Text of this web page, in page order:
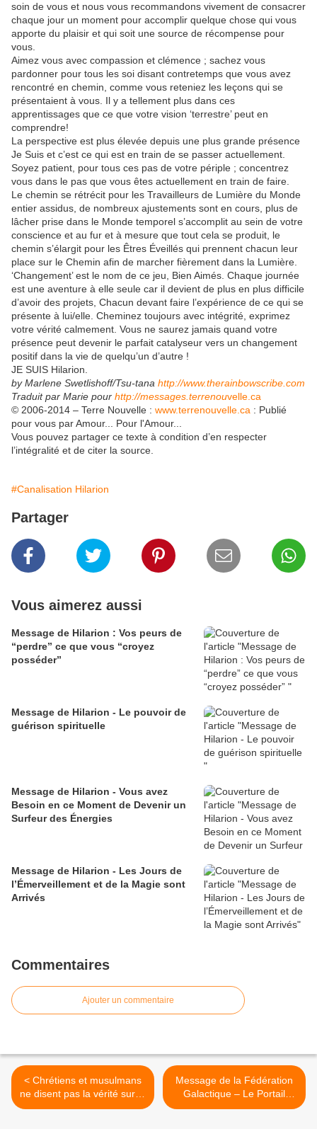
soin de vous et nous vous recommandons vivement de consacrer
chaque jour un moment pour accomplir quelque chose qui vous
apporte du plaisir et qui soit une source de récompense pour
vous.
Aimez vous avec compassion et clémence ; sachez vous
pardonner pour tous les soi disant contretemps que vous avez
rencontré en chemin, comme vous reteniez les leçons qui se
présentaient à vous. Il y a tellement plus dans ces
apprentissages que ce que votre vision ‘terrestre’ peut en
comprendre!
La perspective est plus élevée depuis une plus grande présence
Je Suis et c’est ce qui est en train de se passer actuellement.
Soyez patient, pour tous ces pas de votre périple ; concentrez
vous dans le pas que vous êtes actuellement en train de faire.
Le chemin se rétrécit pour les Travailleurs de Lumière du Monde
entier assidus, de nombreux ajustements sont en cours, plus de
lâcher prise dans le Monde temporel s’accomplit au sein de votre
conscience et au fur et à mesure que tout cela se produit, le
chemin s’élargit pour les Êtres Éveillés qui prennent chacun leur
place sur le Chemin afin de marcher fièrement dans la Lumière.
‘Changement’ est le nom de ce jeu, Bien Aimés. Chaque journée
est une aventure à elle seule car il devient de plus en plus difficile
d’avoir des projets, Chacun devant faire l’expérience de ce qui se
présente à lui/elle. Cheminez toujours avec intégrité, exprimez
votre vérité calmement. Vous ne saurez jamais quand votre
présence peut devenir le parfait catalyseur vers un changement
positif dans la vie de quelqu’un d’autre !
JE SUIS Hilarion.
by Marlene Swetlishoff/Tsu-tana http://www.therainbowscribe.com
Traduit par Marie pour http://messages.terrenouvelle.ca
© 2006-2014 – Terre Nouvelle : www.terrenouvelle.ca : Publié
pour vous par Amour... Pour l'Amour...
Vous pouvez partager ce texte à condition d’en respecter
l’intégralité et de citer la source.
#Canalisation Hilarion
Partager
Vous aimerez aussi
Message de Hilarion : Vos peurs de
“perdre” ce que vous “croyez
posséder”
Message de Hilarion - Le pouvoir de
guérison spirituelle
Message de Hilarion - Vous avez
Besoin en ce Moment de Devenir un
Surfeur des Énergies
Message de Hilarion - Les Jours de
l’Émerveillement et de la Magie sont
Arrivés
Commentaires
Ajouter un commentaire
< Chrétiens et musulmans
ne disent pas la vérité sur la
conquête arabe de
Message de la Fédération
Galactique – Le Portail
Galactique s’est Ouvert >